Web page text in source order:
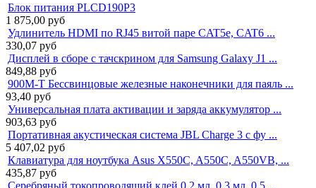
Блок питания PLCD190P3
1 875,00 руб
Удлинитель HDMI по RJ45 витой паре CAT5e, CAT6 ...
330,07 руб
Дисплей в сборе с тачскрином для Samsung Galaxy J1 ...
849,88 руб
900M-T Бессвинцовые железные наконечники для паяль ...
93,40 руб
Универсальная плата активации и заряда аккумулятор ...
903,63 руб
Портативная акустическая система JBL Charge 3 с фу ...
5 407,02 руб
Клавиатура для ноутбука Asus X550C, A550C, A550VB, ...
435,87 руб
Серебряный токопроводящий клей 0.2 мл, 0.3 мл, 0.5 ...